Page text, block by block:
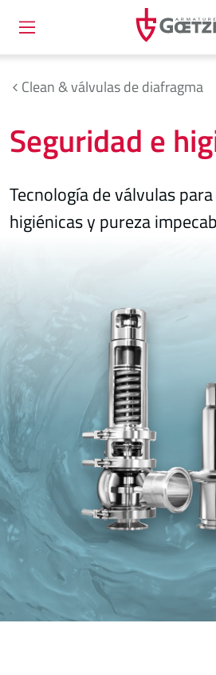
Clean & válvulas de diafragma
Seguridad e
Tecnología de válvulas
higiénicas y pureza